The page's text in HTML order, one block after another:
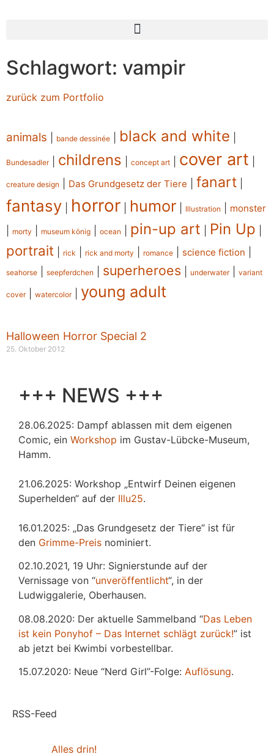
Schlagwort: vampir
zurück zum Portfolio
animals bande dessinée black and white
Bundesadler| childrens concept art cover art
creature design Das Grundgesetz der Tiere fanart
fantasy horror humor Illustration monster
morty museum könig ocean pin-up art Pin Up
portrait rick rick and morty romance science fiction
seahorse seepferdchen superheroes underwater| variant
cover| watercolor| young adult
Halloween Horror Special 2
25. Oktober 2012
+++ NEWS +++
28.06.2025: Dampf ablassen mit dem eigenen
Comic, ein Workshop im Gustav-Lübcke-Museum,
Hamm.
21.06.2025: Workshop „Entwirf Deinen eigenen
Superhelden“ auf der Illu25.
16.01.2025: „Das Grundgesetz der Tiere“ ist für
den Grimme-Preis nominiert.
02.10.2021, 19 Uhr: Signierstunde auf der
Vernissage von “unveröffentlicht“, in der
Ludwiggalerie, Oberhausen.
08.08.2020: Der aktuelle Sammelband “Das Leben
ist kein Ponyhof – Das Internet schlägt zurück!” ist
ab jetzt bei Kwimbi vorbestellbar.
15.07.2020: Neue “Nerd Girl”-Folge: Auflösung.
RSS-Feed
Alles drin!